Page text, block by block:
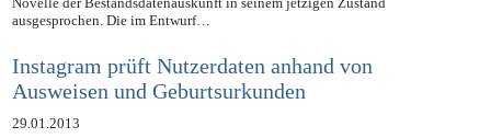
Die Opposition hat sich eindeutig gegen den Regierungsentwurf zur
Novelle der Bestandsdatenauskunft in seinem jetzigen Zustand
Instagram prüft Nutzerdaten anhand von
Ausweisen und Geburtsurkunden